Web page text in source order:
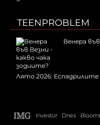
TEENPROBLEM
Венера
Лято 2026:
Investor Dnes